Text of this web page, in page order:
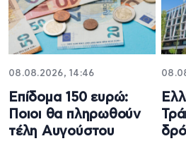
08.08.2026, 14:46
Επίδομα 150 ευρώ:
Ποιοι θα πληρωθούν
τέλη Αυγούστου